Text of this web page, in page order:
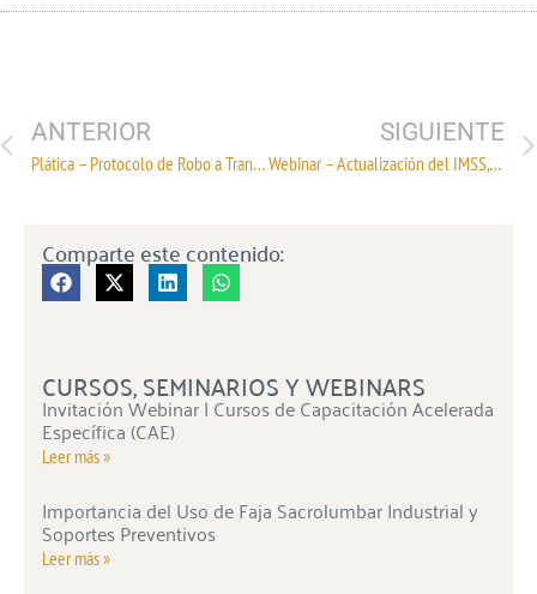
ANTERIOR
Plática – Protocolo de Robo a Transporte CANAINTEX
SIGUIENTE
Webinar – Actualización del IMSS, Aportaciones, Modalidad 40 y Pensiones
Comparte este contenido:
CURSOS, SEMINARIOS Y WEBINARS
Invitación Webinar | Cursos de Capacitación Acelerada
Específica (CAE)
Leer más »
Importancia del Uso de Faja Sacrolumbar Industrial y
Soportes Preventivos
Leer más »